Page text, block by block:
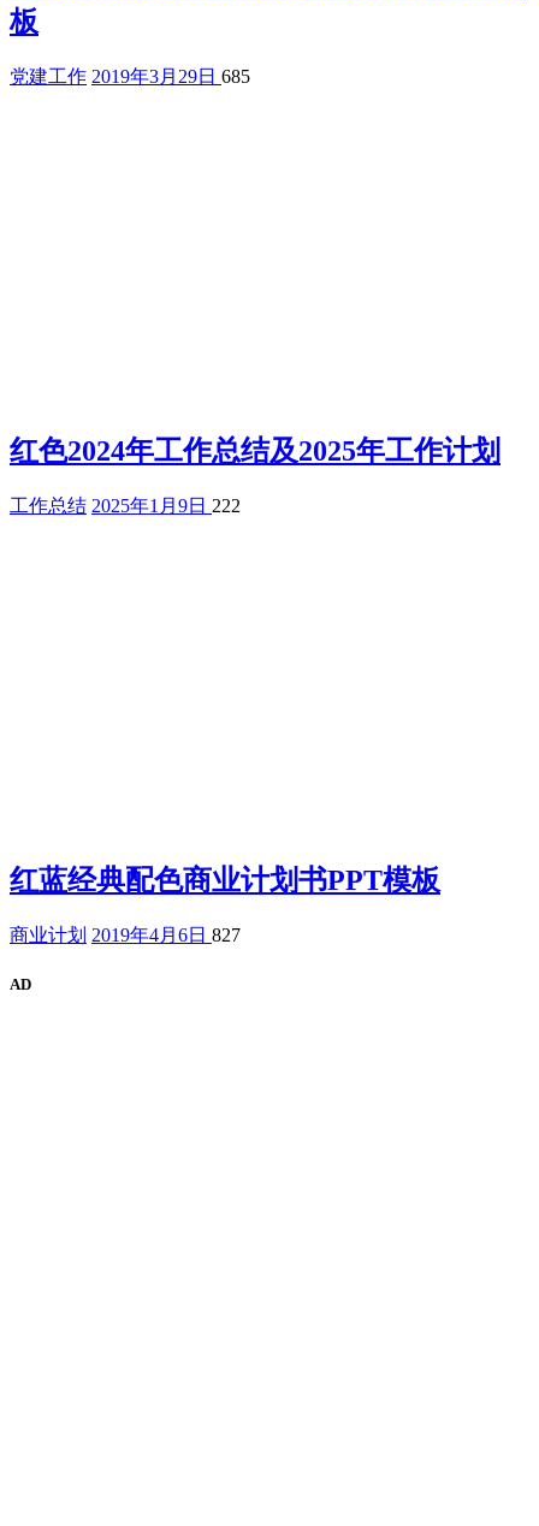
板
党建工作 2019年3月29日 685
红色2024年工作总结及2025年工作计划
工作总结 2025年1月9日 222
红蓝经典配色商业计划书PPT模板
商业计划 2019年4月6日 827
AD